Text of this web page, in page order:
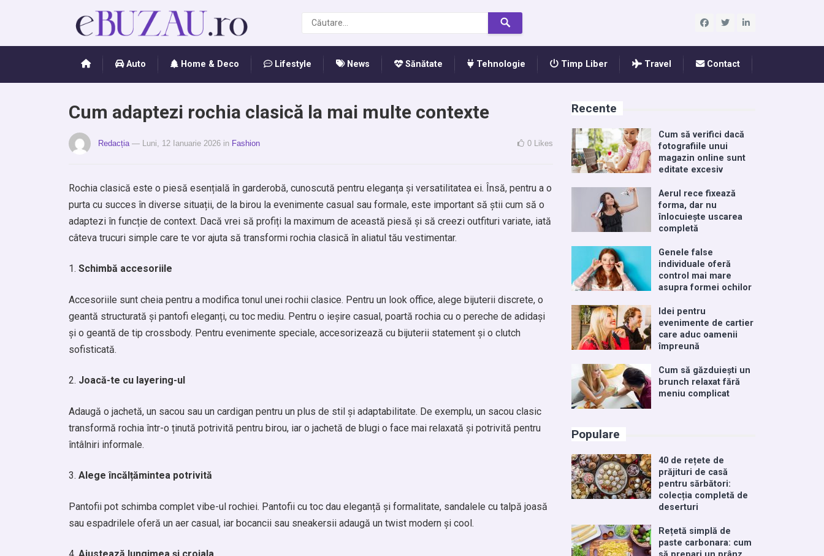
Auto Home & Deco Lifestyle News Sănătate Tehnologie Timp Liber Travel Contact
Cum adaptezi rochia clasică la mai multe contexte
Redacția — Luni, 12 Ianuarie 2026 in Fashion 0 Likes
Rochia clasică este o piesă esențială în garderobă, cunoscută pentru eleganța și versatilitatea ei. Însă, pentru a o
purta cu succes în diverse situații, de la birou la evenimente casual sau formale, este important să știi cum să o
adaptezi în funcție de context. Dacă vrei să profiți la maximum de această piesă și să creezi outfituri variate, iată
câteva trucuri simple care te vor ajuta să transformi rochia clasică în aliatul tău vestimentar.
Schimbă accesoriile
Accesoriile sunt cheia pentru a modifica tonul unei rochii clasice. Pentru un look office, alege bijuterii discrete, o
geantă structurată și pantofi eleganți, cu toc mediu. Pentru o ieșire casual, poartă rochia cu o pereche de adidași
și o geantă de tip crossbody. Pentru evenimente speciale, accesorizează cu bijuterii statement și o clutch
sofisticată.
Joacă-te cu layering-ul
Adaugă o jachetă, un sacou sau un cardigan pentru un plus de stil și adaptabilitate. De exemplu, un sacou clasic
transformă rochia într-o ținută potrivită pentru birou, iar o jachetă de blugi o face mai relaxată și potrivită pentru
întâlniri informale.
Alege încălțămintea potrivită
Pantofii pot schimba complet vibe-ul rochiei. Pantofii cu toc dau eleganță și formalitate, sandalele cu talpă joasă
sau espadrilele oferă un aer casual, iar bocancii sau sneakersii adaugă un twist modern și cool.
Recente
Cum să verifici dacă
fotografiile unui
magazin online sunt
editate excesiv
Aerul rece fixează
forma, dar nu
înlocuiește uscarea
completă
Genele false
individuale oferă
control mai mare
asupra formei ochilor
Idei pentru
evenimente de cartier
care aduc oamenii
împreună
Cum să găzduiești un
brunch relaxat fără
meniu complicat
Populare
40 de rețete de
prăjituri de casă
pentru sărbători:
colecția completă de
deserturi
Rețetă simplă de
paste carbonara: cum